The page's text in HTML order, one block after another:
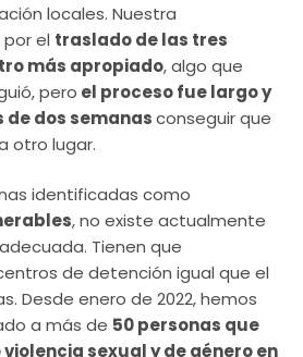
locales. Nuestra
el traslado de las tres
más apropiado, algo que
pero el proceso fue largo y
de dos semanasconseguir que
otro lugar.
identificadas como
, no existe actualmente
Tienen que
de detención igual que el
Desde enero de 2022, hemos
a más de 50 personas que
sexual y de género en